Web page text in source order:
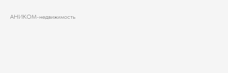
АНИКОМ-недвижимость